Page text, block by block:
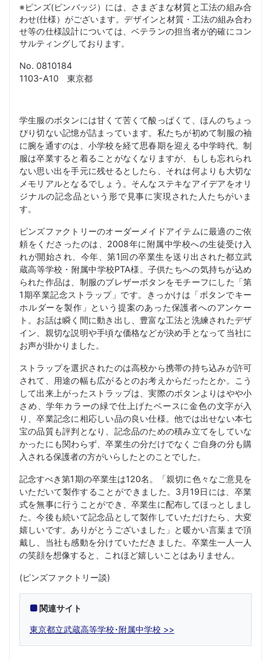
※ピンズ(ピンバッジ）には、さまざまな材質と工法の組み合
わせ(仕様）がございます。デザインと材質・工法の組み合わ
せ等の仕様設計については、ベテランの担当者が的確にコン
サルティングしております。
No. 0810184
1103-A10 東京都
学生服のボタンには甘くて苦くて酸っぱくて、ほんのちょっ
ぴり切ない記憶が詰まっています。私たちが初めて制服の袖
に腕を通すのは、小学校を経て思春期を迎える中学時代。制
服は卒業すると着ることがなくなりますが、もしも忘れられ
ない思い出を手元に残せるとしたら、それは何よりも大切な
メモリアルとなるでしょう。そんなステキなアイデアをオリ
ジナルの記念品という形で見事に実現された人たちがいま
す。
ピンズファクトリーのオーダーメイドアイテムに最適のご依
頼をくださったのは、2008年に附属中学校への生徒受け入
れが開始され、今年、第1回の卒業生を送り出された都立武
蔵高等学校・附属中学校PTA様。子供たちへの気持ちが込め
られた作品は、制服のブレザーボタンをモチーフにした「第
1期卒業記念ストラップ」です。きっかけは「ボタンでキー
ホルダーを製作」という提案のあった保護者へのアンケー
ト。お話は瞬く間に動き出し、豊富な工法と洗練されたデザ
イン、親切な説明や手頃な価格などが決め手となって当社に
お声が掛かりました。
ストラップを選択されたのは高校から携帯の持ち込みが許可
されて、用途の幅も広がるとのお考えからだったとか。こう
して出来上がったストラップは、実際のボタンよりはやや小
さめ、学年カラーの緑で仕上げたベースに金色の文字が入
り、卒業記念に相応しい品の良い仕様。他では出せない本七
宝の品質も評判となり、記念品のための積み立てをしていな
かったにも関わらず、卒業生の分だけでなくご自身の分も購
入される保護者の方がいらしたとのことでした。
記念すべき第1期の卒業生は120名。「親切に色々なご意見を
いただいて製作することができました。3月19日には、卒業
式を無事に行うことができ、卒業生に配布してほっとしまし
た。今後も続いて記念品として製作していただけたら、大変
嬉しいです。ありがとうございました」と暖かい言葉まで頂
戴し、当社も感動を分けていただきました。卒業生一人一人
の笑顔を想像すると、これほど嬉しいことはありません。
(ピンズファクトリー談)
関連サイト
東京都立武蔵高等学校･附属中学校